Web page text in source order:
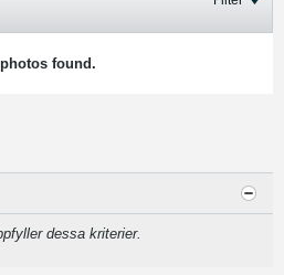
found.
dessa kriterier.